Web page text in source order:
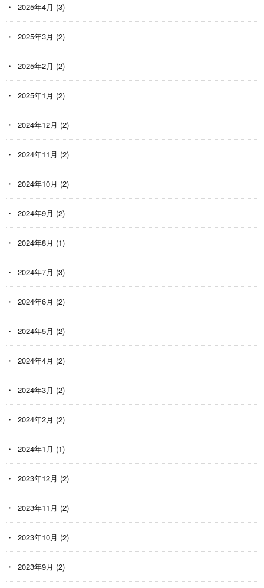
2025年4月 (3)
2025年3月 (2)
2025年2月 (2)
2025年1月 (2)
2024年12月 (2)
2024年11月 (2)
2024年10月 (2)
2024年9月 (2)
2024年8月 (1)
2024年7月 (3)
2024年6月 (2)
2024年5月 (2)
2024年4月 (2)
2024年3月 (2)
2024年2月 (2)
2024年1月 (1)
2023年12月 (2)
2023年11月 (2)
2023年10月 (2)
2023年9月 (2)